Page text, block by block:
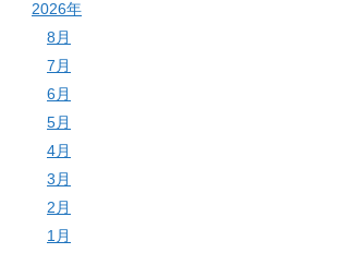
2026年
8月
7月
6月
5月
4月
3月
2月
1月